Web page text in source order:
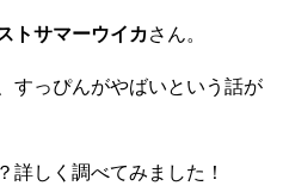
トサマーウイカさん。
すっぴんがやばいという話が
詳しく調べてみました！